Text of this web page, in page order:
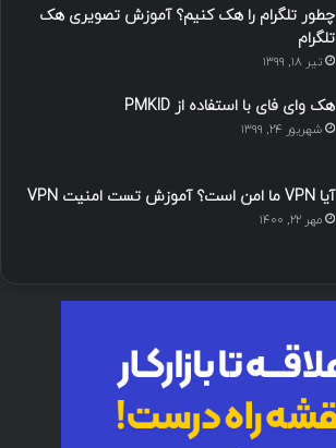
چطور تلگرام را هک کنیم؟ آموزش تصویری هک
تلگرام
تیر ۱۸, ۱۳۹۹
هک وای فای با استفاده از PMKID
شهریور ۲۴, ۱۳۹۹
آیا VPN ما امن است؟ آموزش تست امنیت VPN
مهر ۲۲, ۱۴۰۰